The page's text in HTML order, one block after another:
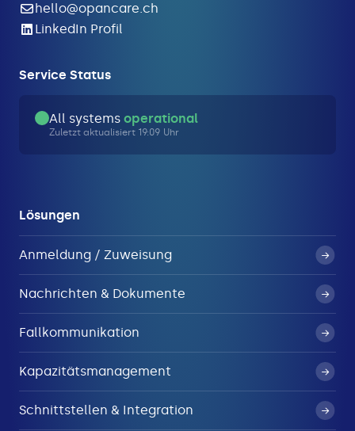
hello@opancare.ch
LinkedIn Profil
Service Status
All systems operational
Zuletzt aktualisiert 19:09 Uhr
Lösungen
Anmeldung / Zuweisung
Nachrichten & Dokumente
Fallkommunikation
Kapazitätsmanagement
Schnittstellen & Integration